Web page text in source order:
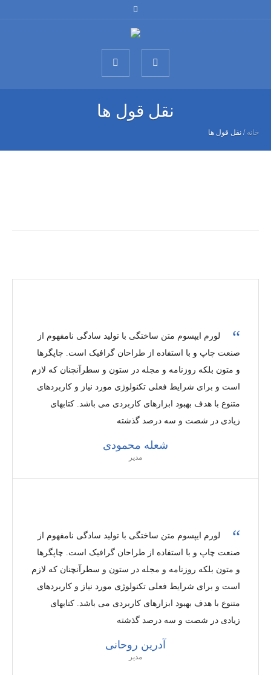
نقل قول ها
خانه / نقل قول ها
لورم ایپسوم متن ساختگی با تولید سادگی نامفهوم از
صنعت چاپ و با استفاده از طراحان گرافیک است. چاپگرها
و متون بلکه روزنامه و مجله در ستون و سطرآنچنان که لازم
است و برای شرایط فعلی تکنولوژی مورد نیاز و کاربردهای
متنوع با هدف بهبود ابزارهای کاربردی می باشد. کتابهای
زیادی در شصت و سه درصد گذشته
شعله محمودی
مدیر
لورم ایپسوم متن ساختگی با تولید سادگی نامفهوم از
صنعت چاپ و با استفاده از طراحان گرافیک است. چاپگرها
و متون بلکه روزنامه و مجله در ستون و سطرآنچنان که لازم
است و برای شرایط فعلی تکنولوژی مورد نیاز و کاربردهای
متنوع با هدف بهبود ابزارهای کاربردی می باشد. کتابهای
زیادی در شصت و سه درصد گذشته
آدرین روحانی
مدیر